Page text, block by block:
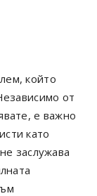
който
от
е важно
като
заслужава